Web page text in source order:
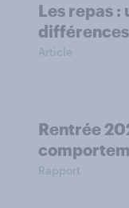
Les repas :
Article
Rentrée
Rapport